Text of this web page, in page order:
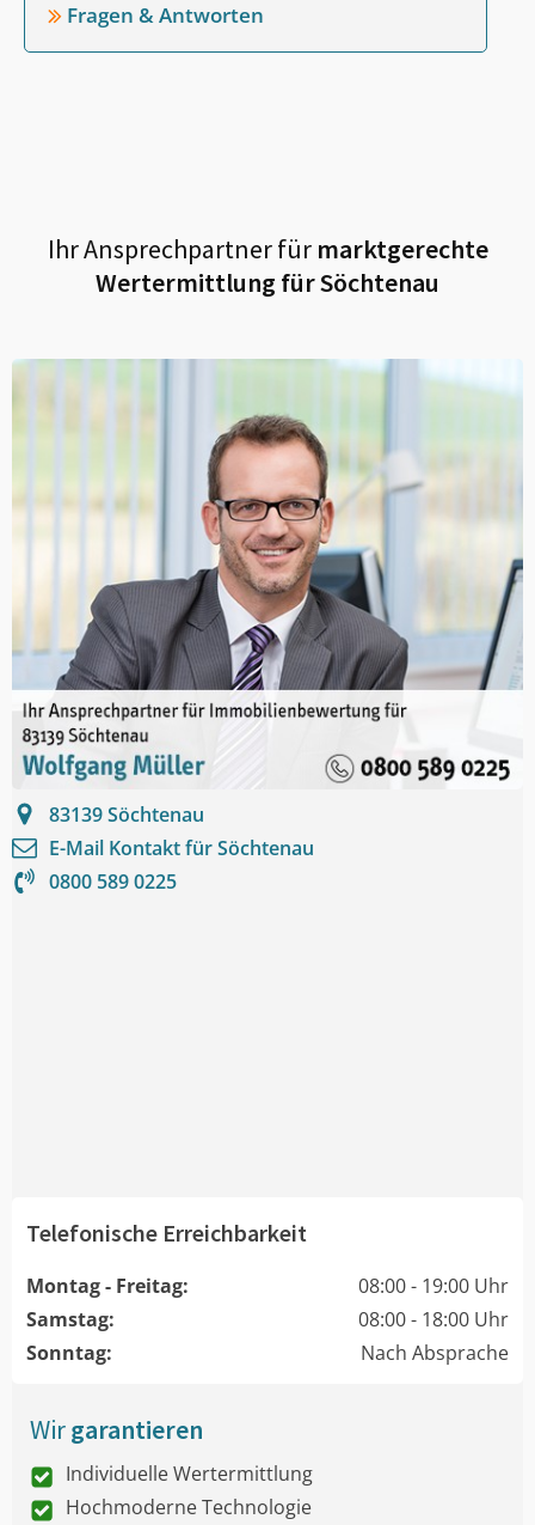
Fragen & Antworten
Ihr Ansprechpartner fürmarktgerechte
Wertermittlung fürSöchtenau
83139Söchtenau
E-Mail Kontakt fürSöchtenau
0800 589 0225
Telefonische Erreichbarkeit
Montag - Freitag:
08:00 - 19:00 Uhr
Samstag:
08:00 - 18:00 Uhr
Sonntag:
Nach Absprache
Wirgarantieren
Individuelle Wertermittlung
Hochmoderne Technologie